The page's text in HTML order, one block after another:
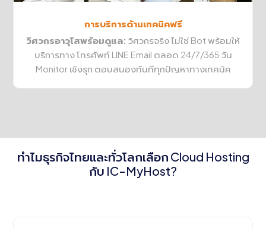
การบริการด้านเทคนิคฟรี
วิศวกรอาวุโสพร้อมดูแล: วิศวกรจริง ไม่ใช่ Bot พร้อมให้
บริการทาง โทรศัพท์ LINE Email ตลอด 24/7/365 วัน
Monitor เชิงรุก ตอบสนองทันทีทุกปัญหาทางเทคนิค
ทำไมธุรกิจไทยและทั่วโลกเลือก Cloud Hosting
กับ IC-MyHost?